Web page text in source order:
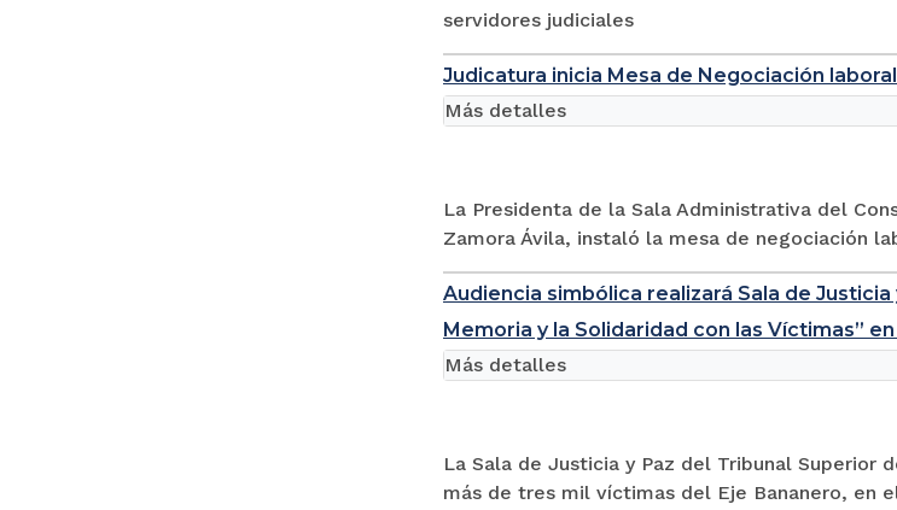
servidores judiciales
Judicatura inicia Mesa de Negociación
La Presidenta de la Sala Administrativa del
Zamora Ávila, instaló la mesa de negociación
Más detalles
Audiencia simbólica realizará Sala de
Memoria y la Solidaridad con las Víctimas”
La Sala de Justicia y Paz del Tribunal Superior
más de tres mil víctimas del Eje Bananero, en
Más detalles